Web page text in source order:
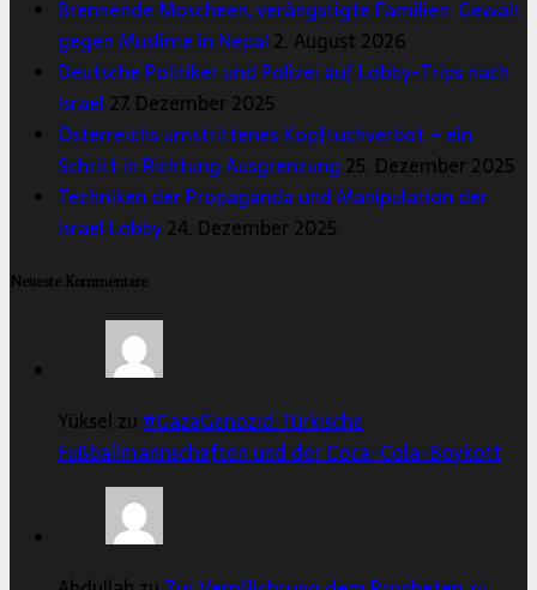
Brennende Moscheen, verängstigte Familien: Gewalt
gegen Muslime in Nepal 2. August 2026
Deutsche Politiker und Polizei auf Lobby-Trips nach
Israel 27. Dezember 2025
Österreichs umstrittenes Kopftuchverbot – ein
Schritt in Richtung Ausgrenzung 25. Dezember 2025
Techniken der Propaganda und Manipulation der
Israel Lobby24. Dezember 2025
Neueste Kommentare
Yüksel zu#GazaGenozid: Türkische
Fußballmannschaften und der Coca-Cola-Boykott